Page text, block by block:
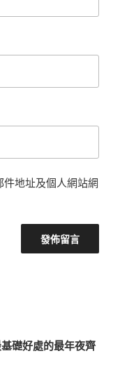
地址及個人網站網
礎好處的最年夜齊